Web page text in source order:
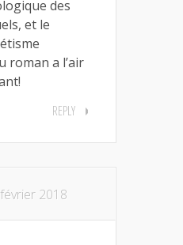
des
et le
roman a l’air
REPLY
2018